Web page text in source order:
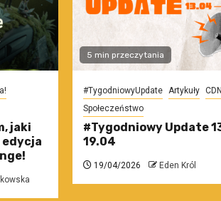
jaki
edycja
5 min przeczytania
#TygodniowyUpdate Artykuły
Społeczeństwo
#Tygodniowy Update
19.04
19/04/2026 Eden Król